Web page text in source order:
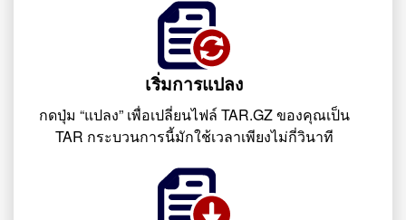
เริ่มการแปลง
กดปุ่ม “แปลง” เพื่อเปลี่ยนไฟล์ TAR.GZ ของคุณเป็น
TAR กระบวนการนี้มักใช้เวลาเพียงไม่กี่วินาที